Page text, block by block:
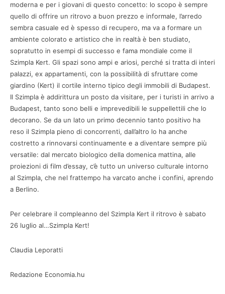
moderna e per i giovani di questo concetto: lo scopo è sempre
quello di offrire un ritrovo a buon prezzo e informale, l’arredo
sembra casuale ed è spesso di recupero, ma va a formare un
ambiente colorato e artistico che in realtà è ben studiato,
sopratutto in esempi di successo e fama mondiale come il
Szimpla Kert. Gli spazi sono ampi e ariosi, perché si tratta di interi
palazzi, ex appartamenti, con la possibilità di sfruttare come
giardino (Kert) il cortile interno tipico degli immobili di Budapest.
Il Szimpla è addirittura un posto da visitare, per i turisti in arrivo a
Budapest, tanto sono belli e imprevedibili le suppellettili che lo
decorano. Se da un lato un primo decennio tanto positivo ha
reso il Szimpla pieno di concorrenti, dall’altro lo ha anche
costretto a rinnovarsi continuamente e a diventare sempre più
versatile: dal mercato biologico della domenica mattina, alle
proiezioni di film d’essay, c’è tutto un universo culturale intorno
al Szimpla, che nel frattempo ha varcato anche i confini, aprendo
a Berlino.
Per celebrare il compleanno del Szimpla Kert il ritrovo è sabato
26 luglio al…Szimpla Kert!
Claudia Leporatti
Redazione Economia.hu